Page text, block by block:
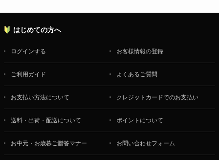
はじめての方へ
ログインする お客様情報の登録
ご利用ガイド よくあるご質問
お支払い方法について クレジットカードでのお支払い
送料・出荷・配送について ポイントについて
お中元・お歳暮ご贈答マナー お問い合わせフォーム